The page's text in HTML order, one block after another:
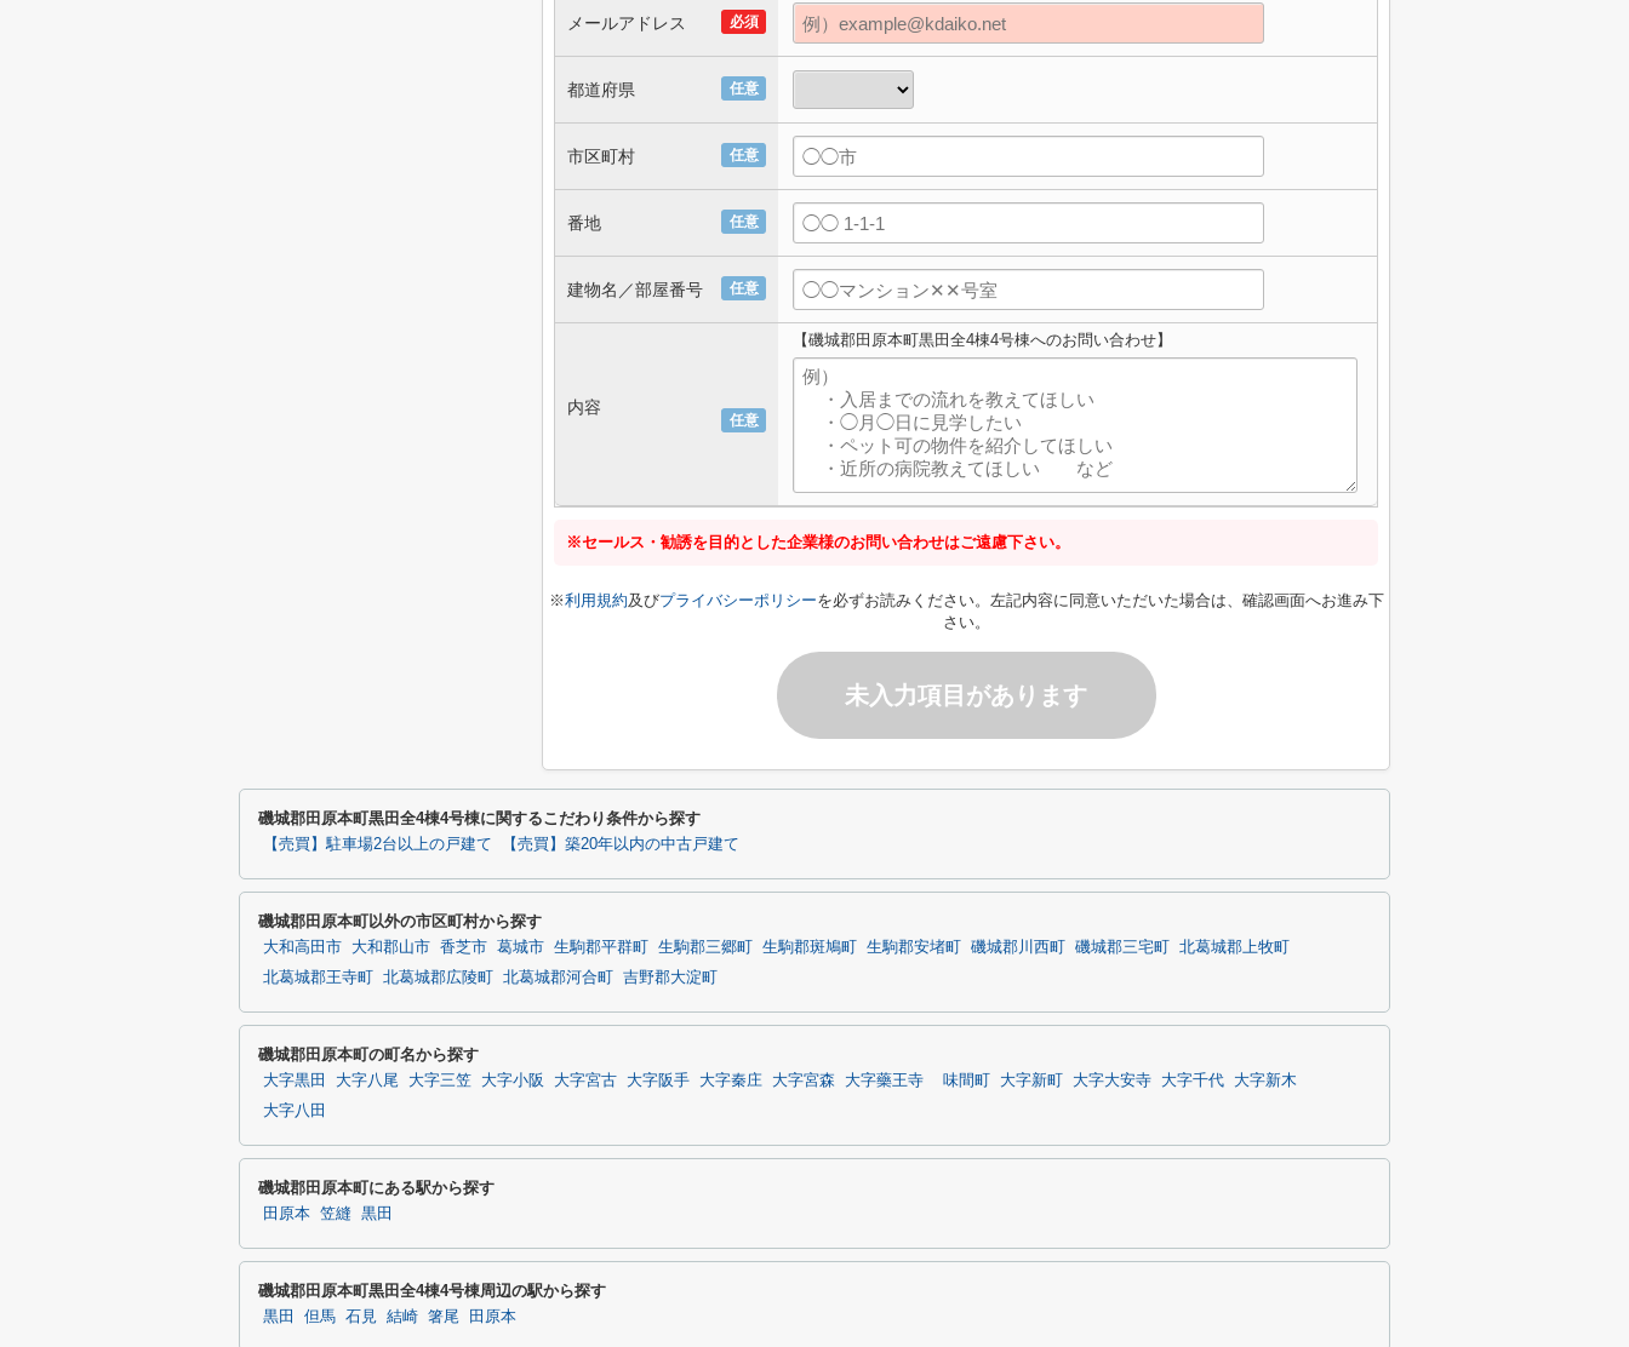
必須
メールアドレス
任意
都道府県
任意
市区町村
任意
番地
任意
建物名／部屋番号
任意
内容
【磯城郡田原本町黒田全4棟4号棟へのお問い合わせ】
※セールス・勧誘を目的とした企業様のお問い合わせはご遠慮下さい。
※利用規約及びプライバシーポリシーを必ずお読みください。左記内容に同意いただいた場合は、確認画面へお進み下
さい。
未入力項目があります
磯城郡田原本町黒田全4棟4号棟に関するこだわり条件から探す
【売買】駐車場2台以上の戸建て 【売買】築20年以内の中古戸建て
磯城郡田原本町以外の市区町村から探す
大和高田市 大和郡山市 香芝市 葛城市 生駒郡平群町 生駒郡三郷町 生駒郡斑鳩町 生駒郡安堵町 磯城郡川西町 磯城郡三宅町
北葛城郡上牧町
北葛城郡王寺町
北葛城郡広陵町 北葛城郡河合町 吉野郡大淀町
磯城郡田原本町の町名から探す
大字黒田 大字八尾 大字三笠 大字小阪 大字宮古 大字阪手 大字秦庄 大字宮森 大字藥王寺 味間町 大字新町 大字大安寺 大字千代
大字新木
大字八田
磯城郡田原本町にある駅から探す
田原本 笠縫 黒田
磯城郡田原本町黒田全4棟4号棟周辺の駅から探す
黒田 但馬 石見 結崎 箸尾 田原本